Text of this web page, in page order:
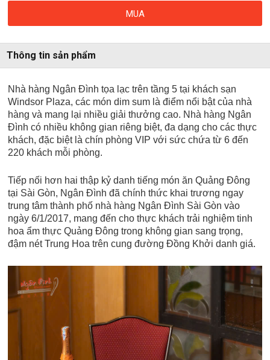
MUA
Thông tin sản phẩm
Nhà hàng Ngân Đình tọa lạc trên tầng 5 tại khách sạn
Windsor Plaza, các món dim sum là điểm nổi bật của nhà
hàng và mang lại nhiều giải thưởng cao. Nhà hàng Ngân
Đình có nhiều không gian riêng biệt, đa dạng cho các thực
khách, đặc biệt là chín phòng VIP với sức chứa từ 6 đến
220 khách mỗi phòng.
Tiếp nối hơn hai thập kỷ danh tiếng món ăn Quảng Đông
tại Sài Gòn, Ngân Đình đã chính thức khai trương ngay
trung tâm thành phố nhà hàng Ngân Đình Sài Gòn vào
ngày 6/1/2017, mang đến cho thực khách trải nghiệm tinh
hoa ẩm thực Quảng Đông trong không gian sang trọng,
đậm nét Trung Hoa trên cung đường Đồng Khởi danh giá.